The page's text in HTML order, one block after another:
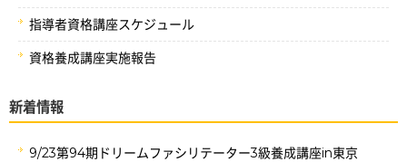
指導者資格講座スケジュール
資格養成講座実施報告
新着情報
9/23第94期ドリームファシリテーター3級養成講座in東京